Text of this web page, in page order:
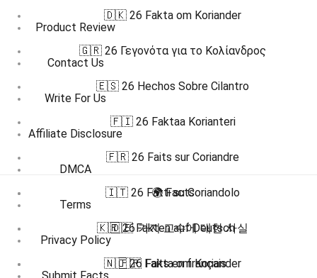
Product Review
Contact Us
Write For Us
Affiliate Disclosure
DMCA
Terms
Privacy Policy
🇩🇰 26 Fakta om Koriander
🇬🇷 26 Γεγονότα για το Κολίανδρος
🇪🇸 26 Hechos Sobre Cilantro
🇫🇮 26 Faktaa Korianteri
🇫🇷 26 Faits sur Coriandre
🇮🇹 26 Fatti su Coriandolo
🇰🇷 26 가지 고수에 대한 사실
🇳🇴 26 Fakta om Koriander
🌍 Facts
🇩🇪 Fakten auf Deutsch
🇫🇷 Faits en français